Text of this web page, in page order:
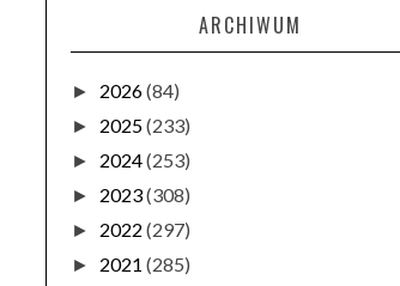
ARCHIWUM
► 2026(84)
► 2025(233)
► 2024(253)
► 2023(308)
► 2022 (297)
► 2021 (285)